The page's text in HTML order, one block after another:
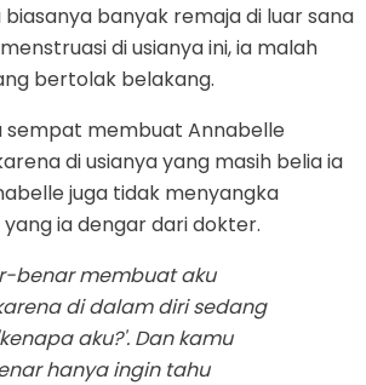
biasanya banyak remaja di luar sana
di usianya ini, ia malah
bertolak belakang.
sempat membuat Annabelle
di usianya yang masih belia ia
juga tidak menyangka
ia dengar dari dokter.
benar membuat aku
di dalam diri sedang
aku?'. Dan kamu
hanya ingin tahu